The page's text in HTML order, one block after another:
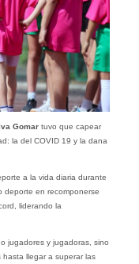
Gomar tuvo que capear
la del COVID 19 y la dana
a la vida diaria durante
deporte en recomponerse
liderando la
jugadores y jugadoras, sino
llegar a superar las